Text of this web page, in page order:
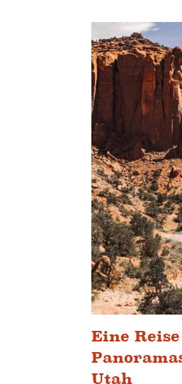
Eine
Utah